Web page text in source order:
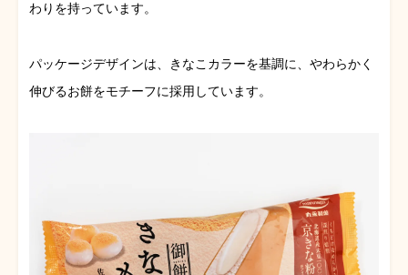
わりを持っています。
パッケージデザインは、きなこカラーを基調に、やわらかく
伸びるお餅をモチーフに採用しています。